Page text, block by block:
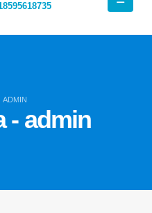
ADMIN
- admin